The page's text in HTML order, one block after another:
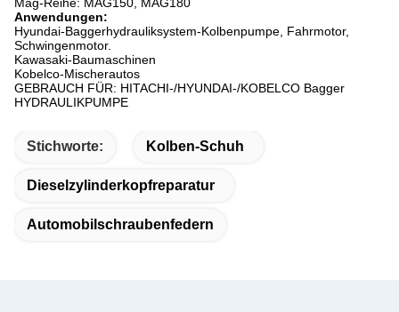
Anwendungen:
Hyundai-Baggerhydrauliksystem-Kolbenpumpe, Fahrmotor,
Schwingenmotor.
Kawasaki-Baumaschinen
Kobelco-Mischerautos
GEBRAUCH FÜR: HITACHI-/HYUNDAI-/KOBELCO Bagger
HYDRAULIKPUMPE
Stichworte: Kolben-Schuh
Dieselzylinderkopfreparatur
Automobilschraubenfedern